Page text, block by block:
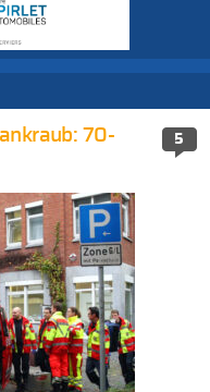
5
70-